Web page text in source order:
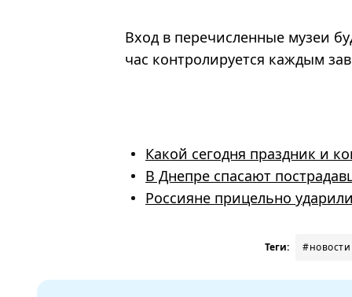
Вход в перечисленные музеи
час контролируется каждым
Какой сегодня праздник и
В Днепре спасают
Россияне прицельно
Теги: